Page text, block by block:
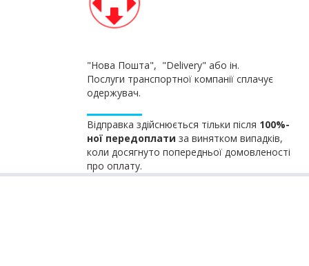
"Нова Пошта", "Delivery" або ін.
Послуги транспортної компанії сплачує
одержувач.
Відправка здійснюється тільки після 100%-
ної передоплати за винятком випадків,
коли досягнуто попередньої домовленості
про оплату.